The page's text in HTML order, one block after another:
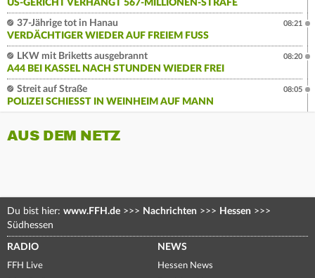
US-GERICHT VERHÄNGT 567-MILLIONEN-STRAFE
37-Jährige tot in Hanau
VERDÄCHTIGER WIEDER AUF FREIEM FUSS
08:21
LKW mit Briketts ausgebrannt
A44 BEI KASSEL NACH STUNDEN WIEDER FREI
08:20
Streit auf Straße
POLIZEI SCHIESST IN WEINHEIM AUF MANN
08:05
AUS DEM NETZ
Du bist hier: www.FFH.de >>> Nachrichten >>> Hessen >>>
Südhessen
RADIO
FFH Live
NEWS
Hessen News